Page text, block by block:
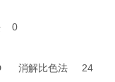
0
消解比色法 24